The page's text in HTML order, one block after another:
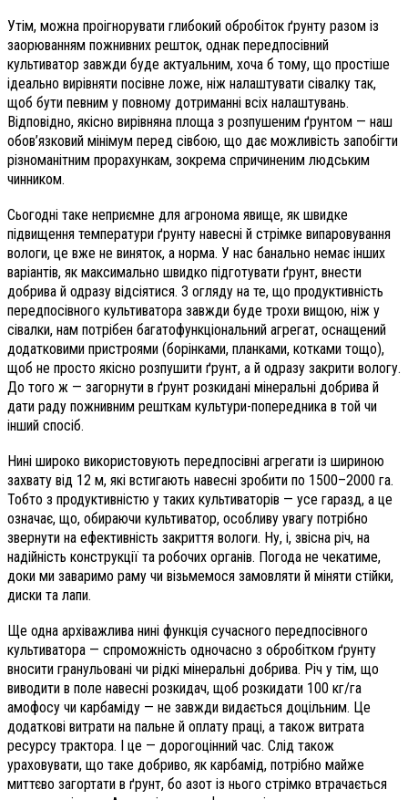
Утім, можна проігнорувати глибокий обробіток ґрунту разом із
заорюванням пожнивних решток, однак передпосівний
культиватор завжди буде актуальним, хоча б тому, що простіше
ідеально вирівняти посівне ложе, ніж налаштувати сівалку так,
щоб бути певним у повному дотриманні всіх налаштувань.
Відповідно, якісно вирівняна площа з розпушеним ґрунтом — наш
обов’язковий мінімум перед сівбою, що дає можливість запобігти
різноманітним прорахункам, зокрема спричиненим людським
чинником.
Сьогодні таке неприємне для агронома явище, як швидке
підвищення температури ґрунту навесні й стрімке випаровування
вологи, це вже не виняток, а норма. У нас банально немає інших
варіантів, як максимально швидко підготувати ґрунт, внести
добрива й одразу відсіятися. З огляду на те, що продуктивність
передпосівного культиватора завжди буде трохи вищою, ніж у
сівалки, нам потрібен багатофункціональний агрегат, оснащений
додатковими пристроями (борінками, планками, котками тощо),
щоб не просто якісно розпушити ґрунт, а й одразу закрити вологу.
До того ж — загорнути в ґрунт розкидані мінеральні добрива й
дати раду пожнивним решткам культури-попередника в той чи
інший спосіб.
Нині широко використовують передпосівні агрегати із шириною
захвату від 12 м, які встигають навесні зробити по 1500–2000 га.
Тобто з продуктивністю у таких культиваторів — усе гаразд, а це
означає, що, обираючи культиватор, особ­ливу увагу потрібно
звернути на ефективність закриття вологи. Ну, і, звісна річ, на
надійність конструкції та робочих органів. Погода не чекатиме,
доки ми заваримо раму чи візьмемося замовляти й міняти стійки,
диски та лапи.
Ще одна архіважлива нині функція сучасного передпосівного
культиватора — спроможність одночасно з обробітком ґрунту
вносити гранульовані чи рідкі мінеральні добрива. Річ у тім, що
виводити в поле навесні розкидач, щоб розкидати 100 кг/га
амофосу чи карбаміду — не завжди видається доцільним. Це
додаткові витрати на пальне й оплату праці, а також витрата
ресурсу трактора. І це — дорогоцінний час. Слід також
ураховувати, що таке добриво, як карбамід, потрібно майже
миттєво загортати в ґрунт, бо азот із нього стрімко втрачається